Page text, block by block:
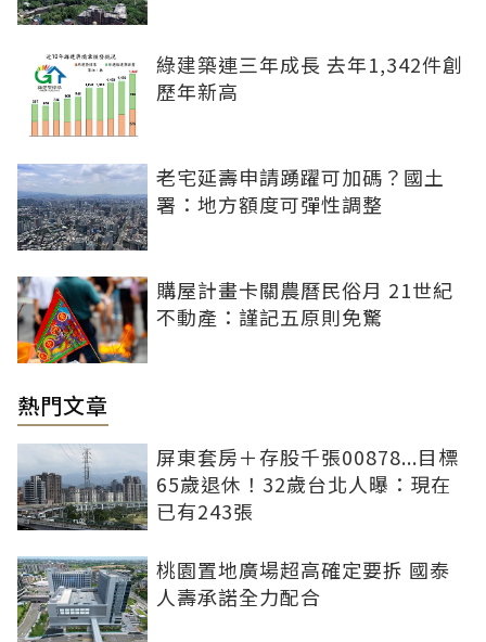
綠建築連三年成長 去年1,342件創
歷年新高
老宅延壽申請踴躍可加碼？國土
署：地方額度可彈性調整
購屋計畫卡關農曆民俗月 21世紀
不動產：謹記五原則免驚
熱門文章
屏東套房＋存股千張00878...目標
65歲退休！32歲台北人曝：現在
已有243張
桃園置地廣場超高確定要拆 國泰
人壽承諾全力配合